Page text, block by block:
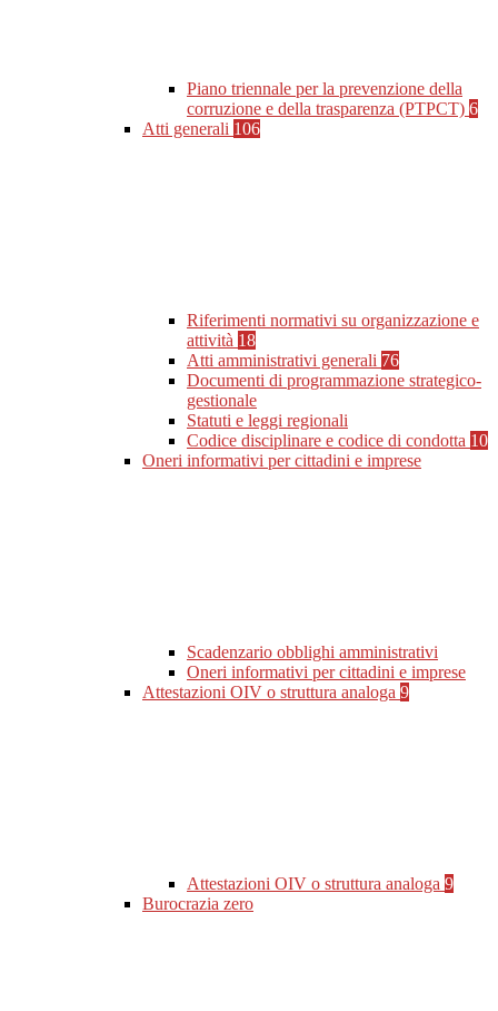
Piano triennale per la prevenzione della
corruzione e della trasparenza (PTPCT) 6
Atti generali 106
Riferimenti normativi su organizzazione e
attività 18
Atti amministrativi generali 76
Documenti di programmazione strategico-
gestionale
Statuti e leggi regionali
Codice disciplinare e codice di condotta 10
Oneri informativi per cittadini e imprese
Scadenzario obblighi amministrativi
Oneri informativi per cittadini e imprese
Attestazioni OIV o struttura analoga 9
Attestazioni OIV o struttura analoga 9
Burocrazia zero